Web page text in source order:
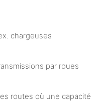
chargeuses
par roues
routes où une capacité